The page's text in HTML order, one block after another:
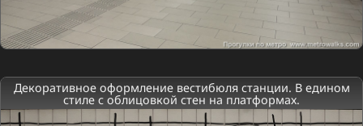
Декоративное оформление вестибюля станции. В едином
стиле с облицовкой стен на платформах.